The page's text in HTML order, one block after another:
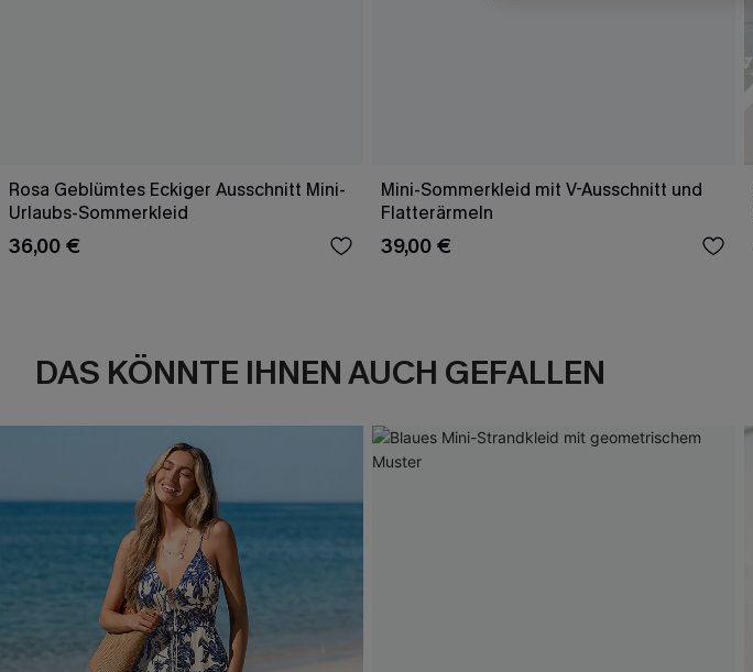
Rosa Geblümtes Eckiger Ausschnitt Mini-
Urlaubs-Sommerkleid
36,00 €
Mini-Sommerkleid mit V-Ausschnitt und
Flatterärmeln
39,00 €
DAS KÖNNTE IHNEN AUCH GEFALLEN